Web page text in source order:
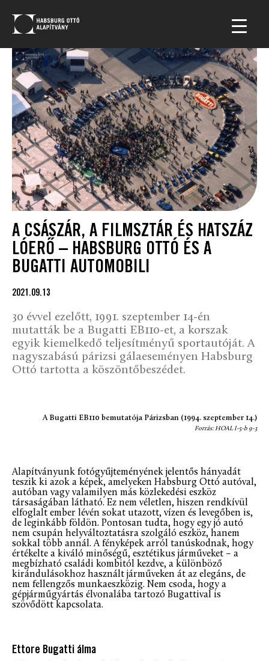
A CSÁSZÁR, A FILMSZTÁR ÉS HATSZÁZ
LÓERŐ – HABSBURG OTTÓ ÉS A
BUGATTI AUTOMOBILI
2021.09.13
30 évvel ezelőtt, 1991. szeptember 14-én
mutatták be a Bugatti EB110-et, a korszak
egyik kiemelkedő teljesítményű sportautóját. A
nagyszabású párizsi gálaeseményen Habsburg
Ottó tartotta a köszöntőbeszédet.
A Bugatti EB110 bemutatója Párizsban (1994. szeptember 14.)
Forrás: HOAL I-5-b 9-3
Alapítványunk fotógyűjteményének jelentős hányadát
teszik ki azok a képek, amelyeken Habsburg Ottó autóval,
autóban vagy valamilyen más közlekedési eszköz
társaságában látható. Ez nem véletlen, hiszen rendkívül
elfoglalt ember lévén sokat utazott, vízen és levegőben is,
de leginkább földön. Pontosan tudta, hogy egy jó autó
nem csupán helyváltoztatásra szolgáló eszköz, hanem
sokkal több annál. A fényképek arról tanúskodnak, hogy
értékelte a kiváló minőségű, esztétikus járműveket – a
megbízható családi kombitól kezdve, a különböző
kirándulásokhoz használt járműveken át az elegáns, de
nem fellengzős munkaeszközig. Nem csoda, hogy a
gépjárműgyártás élvonalába tartozó Bugattival is
szövődött kapcsolata.
Ettore Bugatti álma